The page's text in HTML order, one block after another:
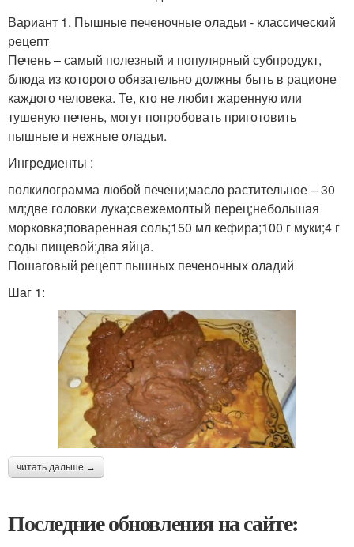
Вариант 1. Пышные печеночные оладьи - классический
рецепт
Печень – самый полезный и популярный субпродукт,
блюда из которого обязательно должны быть в рационе
каждого человека. Те, кто не любит жаренную или
тушеную печень, могут попробовать приготовить
пышные и нежные оладьи.
Ингредиенты :
полкилограмма любой печени;масло растительное – 30
мл;две головки лука;свежемолтый перец;небольшая
морковка;поваренная соль;150 мл кефира;100 г муки;4 г
соды пищевой;два яйца.
Пошаговый рецепт пышных печеночных оладий
Шаг 1:
читать дальше →
Последние обновления на сайте: